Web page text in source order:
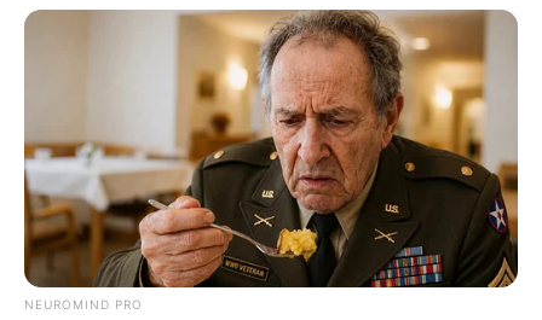
Fonte: Extra
Materiais necessários
750 ml de vinagre branco
NEUROMIND PRO